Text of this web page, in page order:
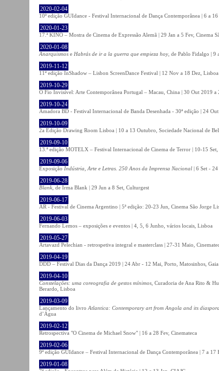
2020-02-04
10ª edição GUIdance - Festival Internacional de Dança Contemporânea | 6 a
2020-01-23
17.ª KINO – Mostra de Cinema de Expressão Alemã | 29 Jan a 5 Fev, Cinema
2020-01-08
Anarquismos e Habrás de ir a la guerra que empieza hoy , de Pablo Fidalgo |
2019-11-12
11ª edição InShadow – Lisbon ScreenDance Festival | 12 Nov a 18 Dez, Lisboa
2019-10-29
O Fio Invisível: Arte Contemporânea Portugal – Macau, China | 30 Out 2019
2019-10-24
Amadora BD - Festival Internacional de Banda Desenhada - 30ª edição | 24
2019-10-09
2a Edição Drawing Room Lisboa | 10 a 13 Outubro, Sociedade Nacional de
2019-09-10
13.ª edição MOTELX – Festival Internacional de Cinema de Terror | 10-15
2019-09-06
Exposição Indústria, Arte e Letras. 250 Anos da Imprensa Nacional | 6 Set -
2019-06-28
Blank , de Irma Blank | 29 Jun a 8 Set, Culturgest
2019-06-17
AR - Festival de Cinema Argentino | 5ª edição: 20-23 Jun, Cinema São Jorge
2019-06-03
Fernando Lemos – exposições e eventos | 4, 5, 6 Junho, vários locais, Lisboa
2019-05-27
Artavazd Pelechian - retrospetiva integral e masterclass | 27-31 Maio,
2019-04-19
DDD – Festival Dias da Dança 2019 | 24 Abr - 12 Mai, Porto, Matosinhos, Gaia
2019-04-10
Constelações: uma coreografia de gestos mínimos , Curadoria de Ana Rito &
Berardo, Lisboa
2019-03-09
Lançamento do livro Atlantica: Contemporary art from Angola and its
d’Água
2019-02-12
Retrospectiva "O Cinema de Michael Snow" | 16 a 28 Fev, Cinemateca
2019-02-06
9ª edição GUIdance – Festival Internacional de Dança Contemporânea | 7 a 17
2019-01-08